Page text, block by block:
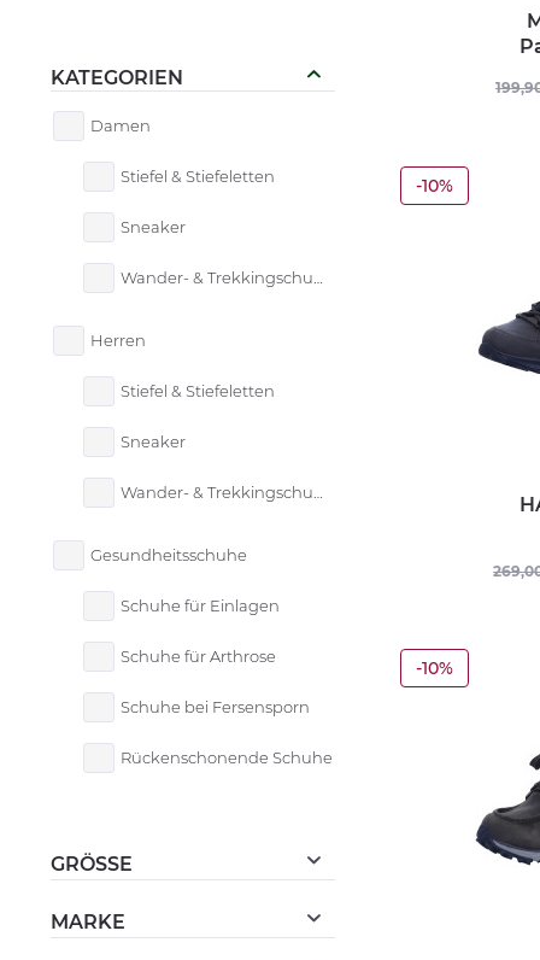
KATEGORIEN
Damen
Stiefel & Stiefeletten
Sneaker
Herren
Stiefel & Stiefeletten
Sneaker
Gesundheitsschuhe
Schuhe für Einlagen
Schuhe für Arthrose
Schuhe bei Fersensporn
Rückenschonende Schuhe
GRÖSSE
36,5
MARKE
-10%
-10%